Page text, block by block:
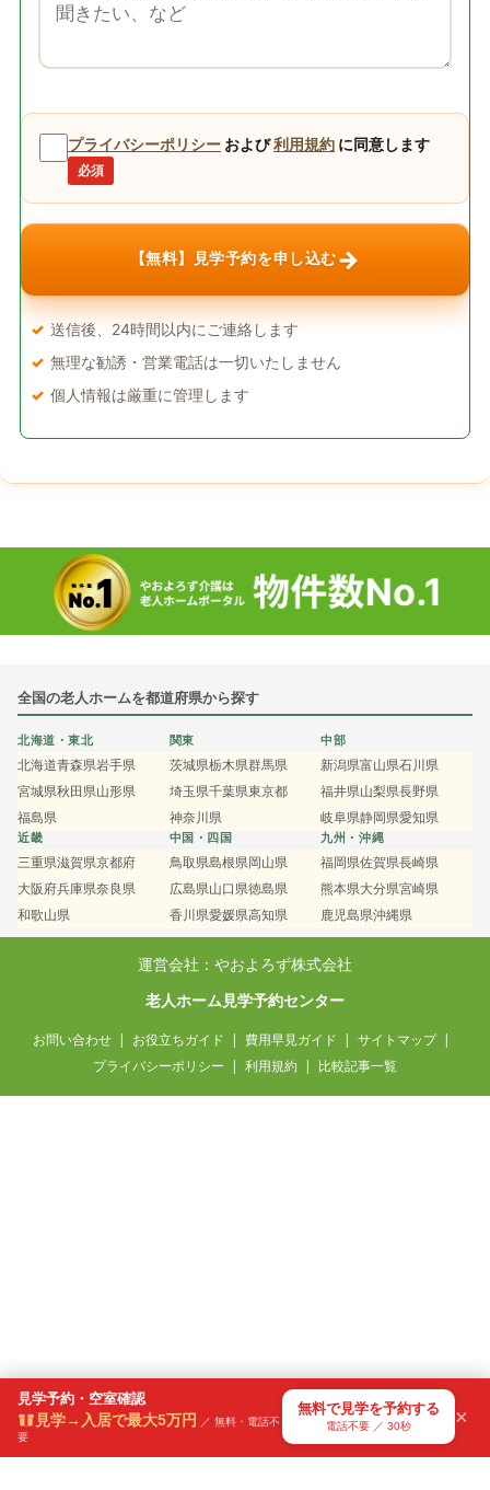
プライバシーポリシー および利用規約 に同意します
必須
【無料】見学予約を申し込む→
送信後、24時間以内にご連絡します
無理な勧誘・営業電話は一切いたしません
個人情報は厳重に管理します
全国の老人ホームを都道府県から探す
北海道・東北
北海道青森県岩手県
宮城県秋田県山形県
福島県
関東
茨城県栃木県群馬県
埼玉県千葉県東京都
神奈川県
中部
新潟県富山県石川県
福井県山梨県長野県
岐阜県静岡県愛知県
近畿
三重県滋賀県京都府
大阪府兵庫県奈良県
和歌山県
中国・四国
鳥取県島根県岡山県
広島県山口県徳島県
香川県愛媛県高知県
九州・沖縄
福岡県佐賀県長崎県
熊本県大分県宮崎県
鹿児島県沖縄県
運営会社：やおよろず株式会社
老人ホーム見学予約センター
お問い合わせ お役立ちガイド 費用早見ガイド
サイトマップ
プライバシーポリシー
利用規約 比較記事一覧
見学予約・空室確認
見学→入居で最大5万円
／ 無料・電話不
要
無料で見学を予約する
電話不要 ／ 30秒 ×